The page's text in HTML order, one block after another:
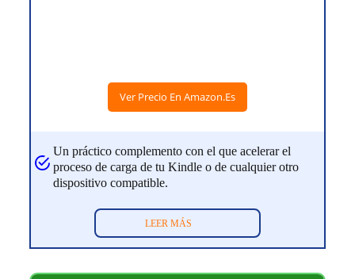
Ver Precio En Amazon.es
Un práctico complemento con el que acelerar el
proceso de carga de tu Kindle o de cualquier otro
dispositivo compatible.
LEER MÁS